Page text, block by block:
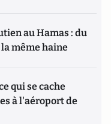
au Hamas : du
la même haine
qui se cache
à l'aéroport de